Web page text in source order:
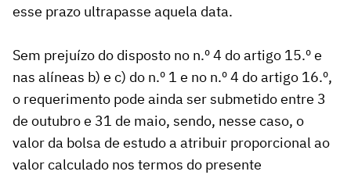
esse prazo ultrapasse aquela data.
Sem prejuízo do disposto no n.º 4 do artigo 15.º e
nas alíneas b) e c) do n.º 1 e no n.º 4 do artigo 16.º,
o requerimento pode ainda ser submetido entre 3
de outubro e 31 de maio, sendo, nesse caso, o
valor da bolsa de estudo a atribuir proporcional ao
valor calculado nos termos do presente